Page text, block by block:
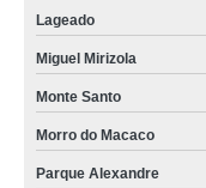
Lageado
Miguel Mirizola
Monte Santo
Morro do Macaco
Parque Alexandre